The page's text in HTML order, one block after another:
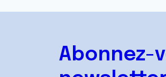
Abonnez-